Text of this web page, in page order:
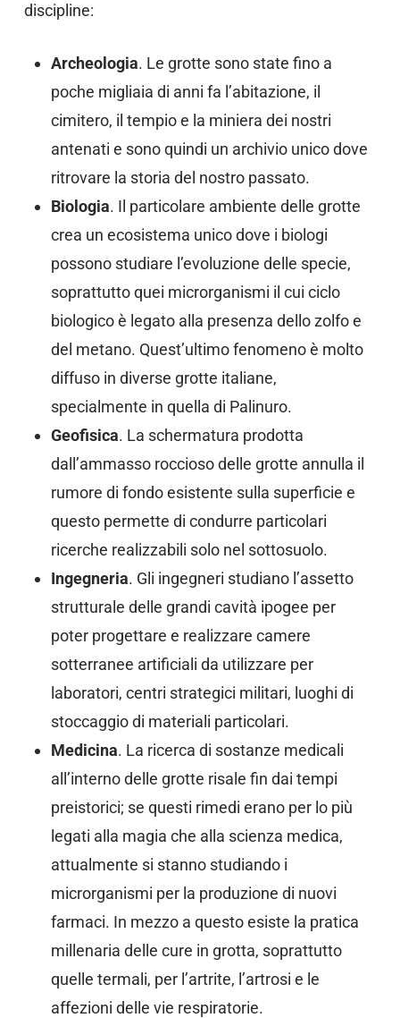
discipline:
Archeologia. Le grotte sono state fino a
poche migliaia di anni fa l’abitazione, il
cimitero, il tempio e la miniera dei nostri
antenati e sono quindi un archivio unico dove
ritrovare la storia del nostro passato.
Biologia. Il particolare ambiente delle grotte
crea un ecosistema unico dove i biologi
possono studiare l’evoluzione delle specie,
soprattutto quei microrganismi il cui ciclo
biologico è legato alla presenza dello zolfo e
del metano. Quest’ultimo fenomeno è molto
diffuso in diverse grotte italiane,
specialmente in quella di Palinuro.
Geofisica. La schermatura prodotta
dall’ammasso roccioso delle grotte annulla il
rumore di fondo esistente sulla superficie e
questo permette di condurre particolari
ricerche realizzabili solo nel sottosuolo.
Ingegneria. Gli ingegneri studiano l’assetto
strutturale delle grandi cavità ipogee per
poter progettare e realizzare camere
sotterranee artificiali da utilizzare per
laboratori, centri strategici militari, luoghi di
stoccaggio di materiali particolari.
Medicina. La ricerca di sostanze medicali
all’interno delle grotte risale fin dai tempi
preistorici; se questi rimedi erano per lo più
legati alla magia che alla scienza medica,
attualmente si stanno studiando i
microrganismi per la produzione di nuovi
farmaci. In mezzo a questo esiste la pratica
millenaria delle cure in grotta, soprattutto
quelle termali, per l’artrite, l’artrosi e le
affezioni delle vie respiratorie.